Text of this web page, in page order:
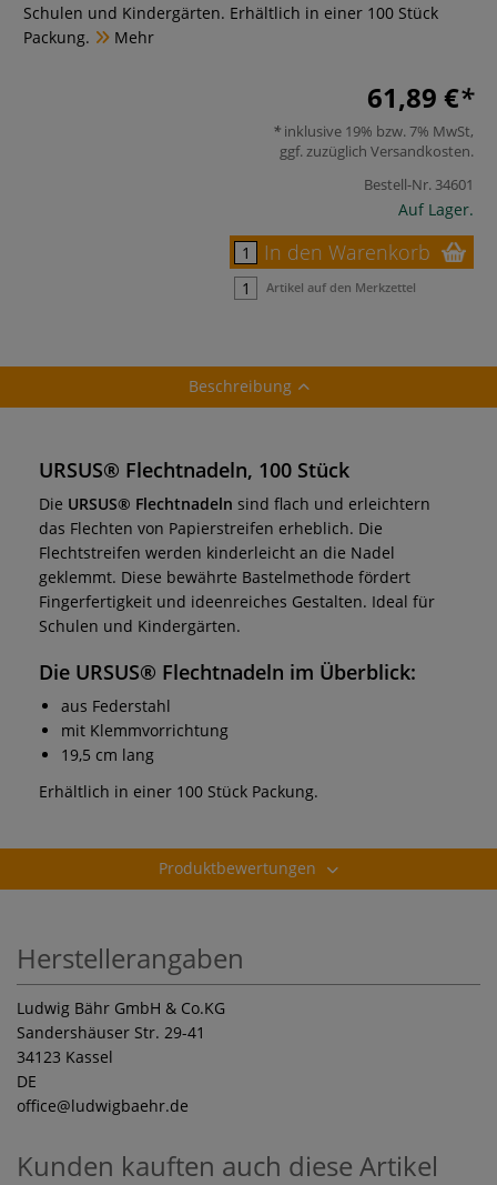
Schulen und Kindergärten. Erhältlich in einer 100 Stück
Packung.
Mehr
61,89 €
inklusive 19% bzw. 7% MwSt,
ggf. zuzüglich Versandkosten.
Bestell-Nr. 34601
Auf Lager.
In den Warenkorb
Artikel auf den Merkzettel
Beschreibung
URSUS® Flechtnadeln, 100 Stück
Die URSUS® Flechtnadeln sind flach und erleichtern
das Flechten von Papierstreifen erheblich. Die
Flechtstreifen werden kinderleicht an die Nadel
geklemmt. Diese bewährte Bastelmethode fördert
Fingerfertigkeit und ideenreiches Gestalten. Ideal für
Schulen und Kindergärten.
Die URSUS® Flechtnadeln im Überblick:
aus Federstahl
mit Klemmvorrichtung
19,5 cm lang
Erhältlich in einer 100 Stück Packung.
Produktbewertungen
Herstellerangaben
Ludwig Bähr GmbH & Co.KG
Sandershäuser Str. 29-41
34123 Kassel
DE
office@ludwigbaehr.de
Kunden kauften auch diese Artikel